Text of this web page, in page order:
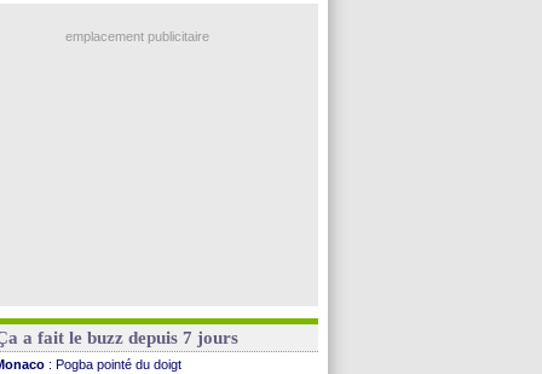
: Dupraz "alarmé" par la situation
emplacement publicitaire
a fait le buzz depuis 7 jours
: Pogba pointé du doigt